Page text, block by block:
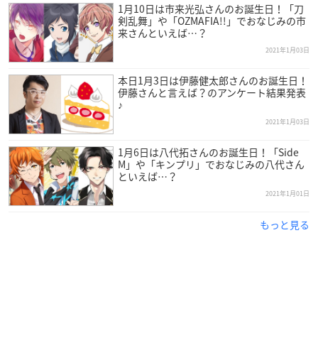
1月10日は市来光弘さんのお誕生日！「刀
剣乱舞」や「OZMAFIA!!」でおなじみの市
来さんといえば…？
2021年1月03日
本日1月3日は伊藤健太郎さんのお誕生日！
伊藤さんと言えば？のアンケート結果発表
♪
2021年1月03日
1月6日は八代拓さんのお誕生日！「Side
M」や「キンプリ」でおなじみの八代さん
といえば…？
2021年1月01日
もっと見る